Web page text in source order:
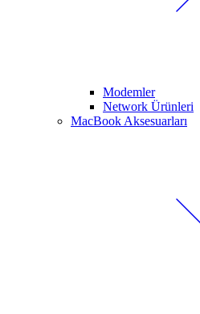
Modemler
Network Ürünleri
MacBook Aksesuarları